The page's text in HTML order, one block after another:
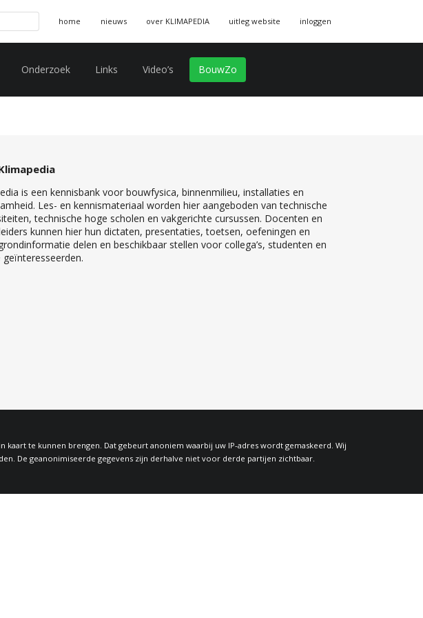
home nieuws over KLIMAPEDIA uitleg website inloggen
Onderzoek Links Video’s BouwZo
is een kennisbank voor bouwfysica, binnenmilieu, installaties en
Les- en kennismateriaal worden hier aangeboden van technische
technische hoge scholen en vakgerichte cursussen. Docenten en
kunnen hier hun dictaten, presentaties, toetsen, oefeningen en
delen en beschikbaar stellen voor collega’s, studenten en
geïnteresseerden.
te kunnen brengen. Dat gebeurt anoniem waarbij uw IP-adres wordt gemaskeerd. Wij
De geanonimiseerde gegevens zijn derhalve niet voor derde partijen zichtbaar.